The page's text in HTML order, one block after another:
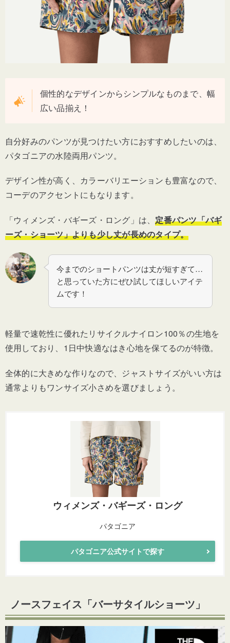
個性的なデザインからシンプルなものまで、幅
広い品揃え！
自分好みのパンツが見つけたい方におすすめしたいのは、
パタゴニアの水陸両用パンツ。
デザイン性が高く、カラーバリエーションも豊富なので、
コーデのアクセントにもなります。
「ウィメンズ・バギーズ・ロング」は、定番パンツ「バギ
ーズ・ショーツ」よりも少し丈が長めのタイプ。
今までのショートパンツは丈が短すぎて…
と思っていた方にぜひ試してほしいアイテ
ムです！
軽量で速乾性に優れたリサイクルナイロン100％の生地を
使用しており、1日中快適なはき心地を保てるのが特徴。
全体的に大きめな作りなので、ジャストサイズがいい方は
通常よりもワンサイズ小さめを選びましょう。
ウィメンズ・バギーズ・ロング
パタゴニア
パタゴニア公式サイトで探す
ノースフェイス「バーサタイルショーツ 」